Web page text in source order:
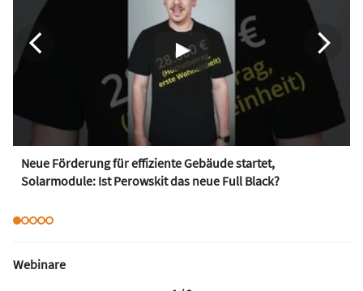
Neue Förderung für effiziente Gebäude startet,
Solarmodule: Ist Perowskit das neue Full Black?
Webinare